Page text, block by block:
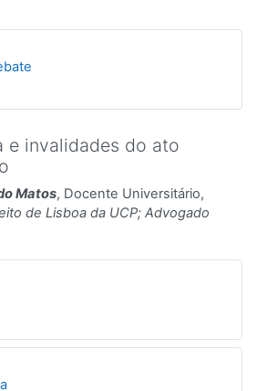
e invalidades do ato
Matos, Docente Universitário,
de Lisboa da UCP; Advogado
File